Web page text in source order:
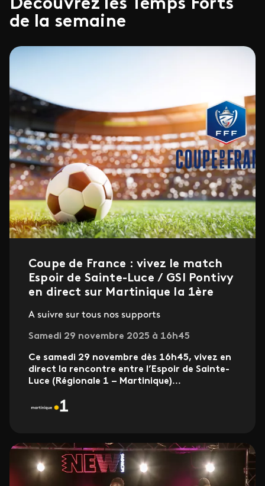
Découvrez les Temps Forts
de la semaine
Coupe de France : vivez le match
Espoir de Sainte-Luce / GSI Pontivy
en direct sur Martinique la 1ère
A suivre sur tous nos supports
Samedi 29 novembre 2025 à 16h45
Ce samedi 29 novembre dès 16h45, vivez en
direct la rencontre entre l’Espoir de Sainte-
Luce (Régionale 1 – Martinique)...